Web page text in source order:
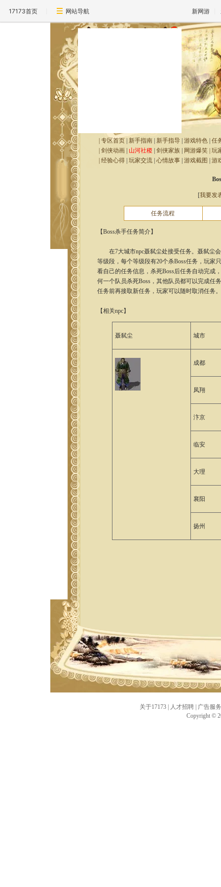
17173首页 网站导航 新网游
|专区首页 新手指南 新手指导 |游戏特色 |任
|剑侠动画 山河社稷 |剑侠家族 网游爆笑 |玩
|经验心得 |玩家交流 |心情故事 |游戏截图 |游
[我要发
任务流程
【Boss杀手任务简介】
在7大城市npc聂弑尘处接受任务。聂弑尘
等级段，每个等级段有20个杀Boss任务，玩家
看自己的任务信息，杀死Boss后任务自动完成
何一个队员杀死Boss，其他队员都可以完成任
任务前再接取新任务，玩家可以随时取消任务
【相关npc】
聂弑尘 城市
成都
凤翔
汴京
临安
大理
襄阳
扬州
关于17173 人才招聘
广告服务
Copyright ©